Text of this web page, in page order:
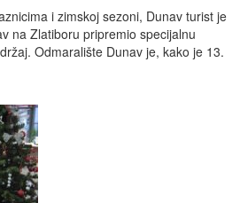
i zimskoj sezoni, Dunav turist je
na Zlatiboru pripremio specijalnu
Odmaralište Dunav je, kako je 13.